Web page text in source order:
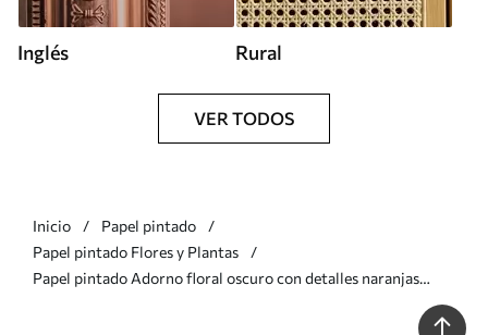
Inglés Rural
VER TODOS
Inicio
Papel pintado
Papel pintado Flores y Plantas
Papel pintado Adorno floral oscuro con detalles naranjas